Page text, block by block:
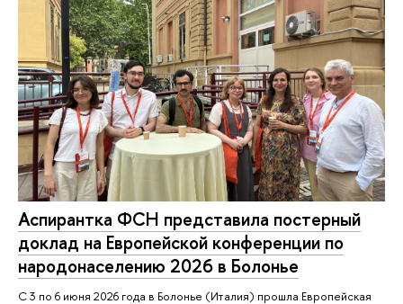
Аспирантка ФСН представила постерный
доклад на Европейской конференции по
народонаселению 2026 в Болонье
С 3 по 6 июня 2026 года в Болонье (Италия) прошла Европейская